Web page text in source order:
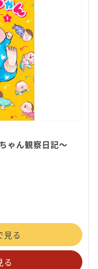
ゃん観察日記～
る
る